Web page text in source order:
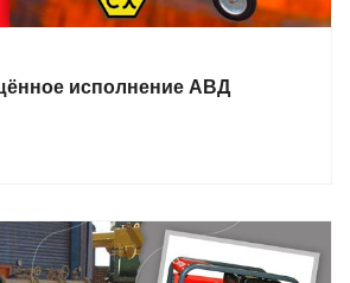
исполнение АВД